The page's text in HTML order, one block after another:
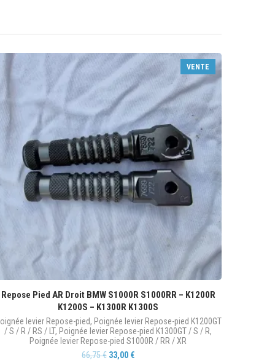
VENTE
Repose Pied AR Droit BMW S1000R S1000RR – K1200R
K1200S – K1300R K1300S
levier Repose-pied, Poignée levier Repose-pied K1200GT
/ S / R / RS / LT, Poignée levier Repose-pied K1300GT / S / R,
Poignée levier Repose-pied S1000R / RR / XR
66,75€ 33,00 €